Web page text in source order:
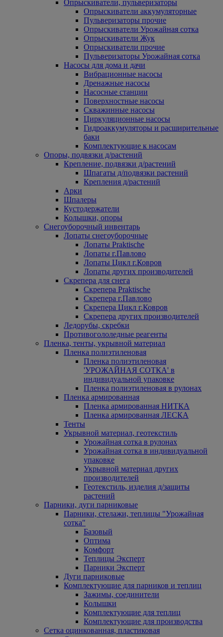
Опрыскиватели, пульверизаторы
Опрыскиватели аккумуляторные
Пульверизаторы прочие
Опрыскиватели Урожайная сотка
Опрыскиватели Жук
Опрыскиватели прочие
Пульверизаторы Урожайная сотка
Насосы для дома и дачи
Вибрационные насосы
Дренажные насосы
Насосные станции
Поверхностные насосы
Скважинные насосы
Циркуляционные насосы
Гидроаккумуляторы и расширительные
баки
Комплектующие к насосам
Опоры, подвязки д/растений
Крепление, подвязки д/растений
Шпагаты д/подвязки растений
Крепления д/растений
Арки
Шпалеры
Кустодержатели
Колышки, опоры
Снегоуборочный инвентарь
Лопаты снегоуборочные
Лопаты Praktische
Лопаты г.Павлово
Лопаты Цикл г.Ковров
Лопаты других производителей
Скрепера для снега
Скрепера Praktische
Скрепера г.Павлово
Скрепера Цикл г.Ковров
Скрепера других производителей
Ледорубы, скребки
Противогололедные реагенты
Пленка, тенты, укрывной материал
Пленка полиэтиленовая
Пленка полиэтиленовая
'УРОЖАЙНАЯ СОТКА' в
индивидуальной упаковке
Пленка полиэтиленовая в рулонах
Пленка армированная
Пленка армированная НИТКА
Пленка армированная ЛЕСКА
Тенты
Укрывной материал, геотекстиль
Урожайная сотка в рулонах
Урожайная сотка в индивидуальной
упаковке
Укрывной материал других
производителей
Геотекстиль, изделия д/защиты
растений
Парники, дуги парниковые
Парники, стелажи, теплицы "Урожайная
сотка"
Базовый
Оптима
Комфорт
Теплицы Эксперт
Парники Эксперт
Дуги парниковые
Комплектующие для парников и теплиц
Зажимы, соединители
Колышки
Комплектующие для теплиц
Комплектующие для производства
Сетка оцинкованная, пластиковая